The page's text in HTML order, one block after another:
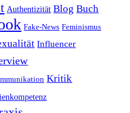
Authentizität Blog Buch
Fake-News Feminismus
Influencer
Kritik